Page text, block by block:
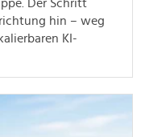
Der Schritt
hin – weg
KI-